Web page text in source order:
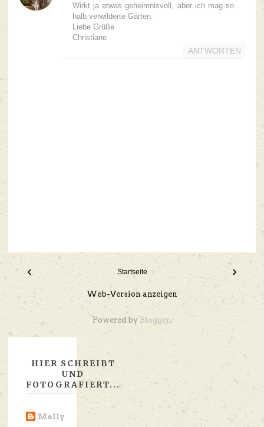
Wirkt ja etwas geheimnisvoll, aber ich mag so
halb verwilderte Gärten.
Liebe Grüße
Christiane
ANTWORTEN
‹ ›
Startseite
Web-Version anzeigen
Powered by Blogger.
HIER SCHREIBT
UND
FOTOGRAFIERT...
Melly